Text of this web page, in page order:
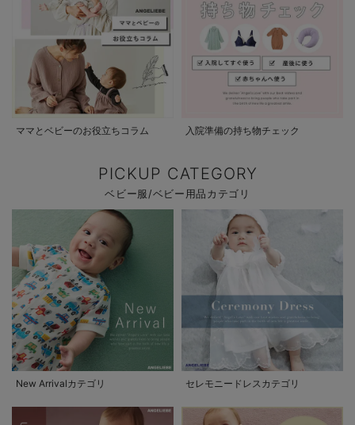
ママとベビーのお役立ちコラム 入院準備の持ち物チェック
PICKUP CATEGORY
ベビー服/ベビー用品カテゴリ
New Arrivalカテゴリ セレモニードレスカテゴリ